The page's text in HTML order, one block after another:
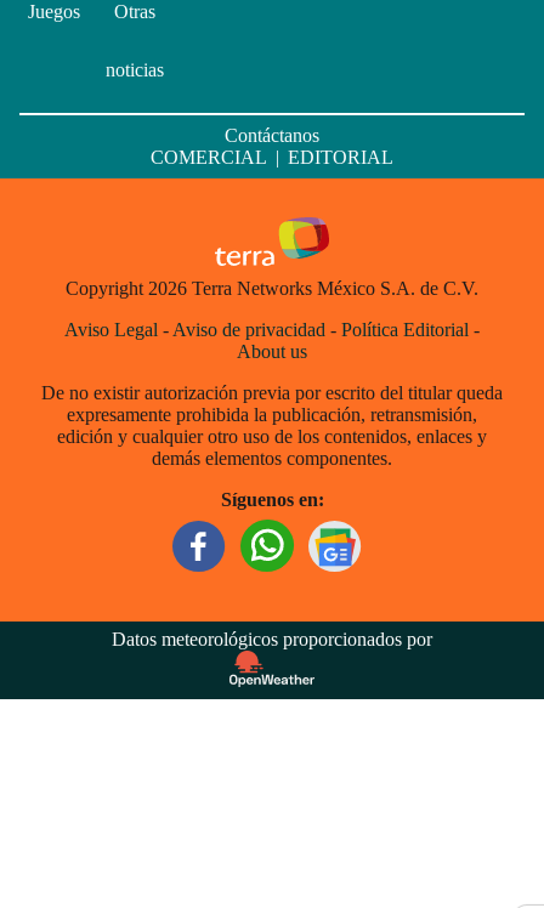
Juegos Otras
noticias
Contáctanos
COMERCIAL | EDITORIAL
Copyright 2026 Terra Networks México S.A. de C.V.
Aviso Legal - Aviso de privacidad - Política Editorial -
About us
De no existir autorización previa por escrito del titular queda
expresamente prohibida la publicación, retransmisión,
edición y cualquier otro uso de los contenidos, enlaces y
demás elementos componentes.
Síguenos en:
Datos meteorológicos proporcionados por